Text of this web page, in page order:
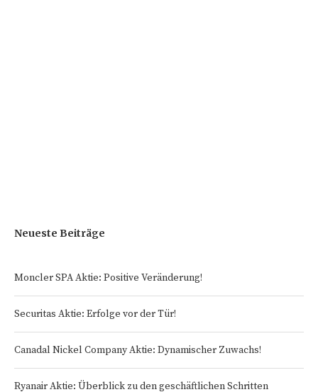
Neueste Beiträge
Moncler SPA Aktie: Positive Veränderung!
Securitas Aktie: Erfolge vor der Tür!
Canadal Nickel Company Aktie: Dynamischer Zuwachs!
Ryanair Aktie: Überblick zu den geschäftlichen Schritten